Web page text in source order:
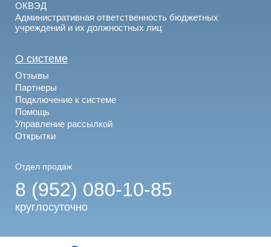
ОКВЭД
Административная ответственность бюджетных
учреждений и их должностных лиц
О системе
Отзывы
Партнеры
Подключение к системе
Помощь
Управление рассылкой
Открытки
Отдел продаж
8 (952) 080-10-85
круглосуточно